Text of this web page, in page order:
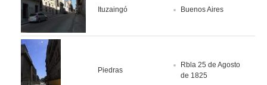
Ituzaingó Buenos Aires
Piedras
Rbla 25 de Agosto
de 1825